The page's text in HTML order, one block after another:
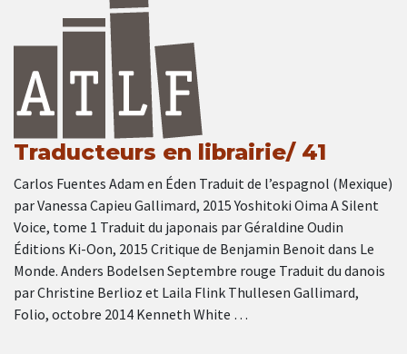
Traducteurs en librairie/ 41
Carlos Fuentes Adam en Éden Traduit de l’espagnol (Mexique)
par Vanessa Capieu Gallimard, 2015 Yoshitoki Oima A Silent
Voice, tome 1 Traduit du japonais par Géraldine Oudin
Éditions Ki-Oon, 2015 Critique de Benjamin Benoit dans Le
Monde. Anders Bodelsen Septembre rouge Traduit du danois
par Christine Berlioz et Laila Flink Thullesen Gallimard,
Folio, octobre 2014 Kenneth White …